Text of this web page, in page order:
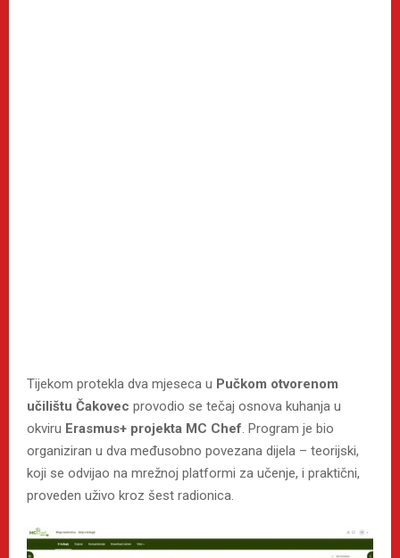
Tijekom protekla dva mjeseca u Pučkom otvorenom
učilištu Čakovec provodio se tečaj osnova kuhanja u
okviru Erasmus+ projekta MC Chef. Program je bio
organiziran u dva međusobno povezana dijela – teorijski,
koji se odvijao na mrežnoj platformi za učenje, i praktični,
proveden uživo kroz šest radionica.